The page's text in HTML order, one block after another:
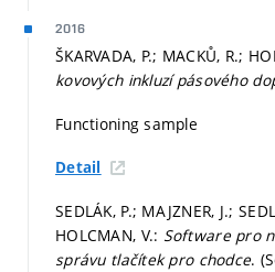
2016
ŠKARVADA, P.; MACKŮ, R.;
kovových inkluzí pásového
Functioning sample
Detail
SEDLÁK, P.; MAJZNER, J.;
HOLCMAN, V.: Software pro
správu tlačítek pro chodce.